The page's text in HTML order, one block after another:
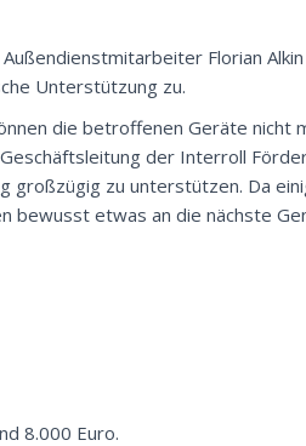
Florian
Unterstützung zu.
die betroffenen Geräte nicht
der Interroll
großzügig zu unterstützen. Da
bewusst etwas an die nächste
8.000 Euro.